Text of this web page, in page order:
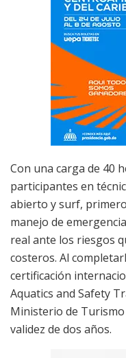
Con una carga de 40
participantes en
abierto y surf,
manejo de
real ante los riesgos
costeros. Al
certificación
Aquatics and Safety
Ministerio de Turismo
validez de dos años.